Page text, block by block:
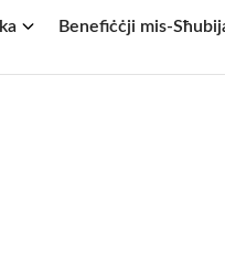
Benefiċċji mis-